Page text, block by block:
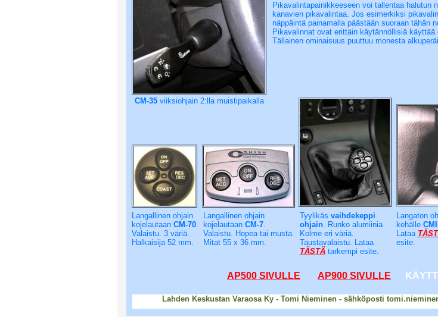
Pikavalintapainikkeeseen voi tallentaa halutun
kanavien pikavalintaa. Jos esimerkiksi
näppäintä painamalla päästään suoraan tähän
Pikavalinnat ovat erittäin käytännöllisiä
Tällainen ominaisuus puuttuu monesta
CM-35 viiksiohjain 2:lla muistipaikalla
Langallinen ohjain
kojelautaan CM-70.
Valaistu. 3 väriä.
Halkaisija 52 mm.
Langallinen ohjain
kojelautaan CM-7.
Valaistu. Hopea tai musta.
Mitat 55 x 36 mm.
Tyylikäs vaihdekeppi
ohjain. Runko alumiinia.
Kolme eri väriä.
Taustavalaistu. Lataa
TÄSTÄtarkempi esite.
Langaton
kehälle
Lataa
esite.
AP500 SIVULLE AP900 SIVULLE
Lahden Keskustan Varaosa Ky - Tomi Nieminen - sähköposti